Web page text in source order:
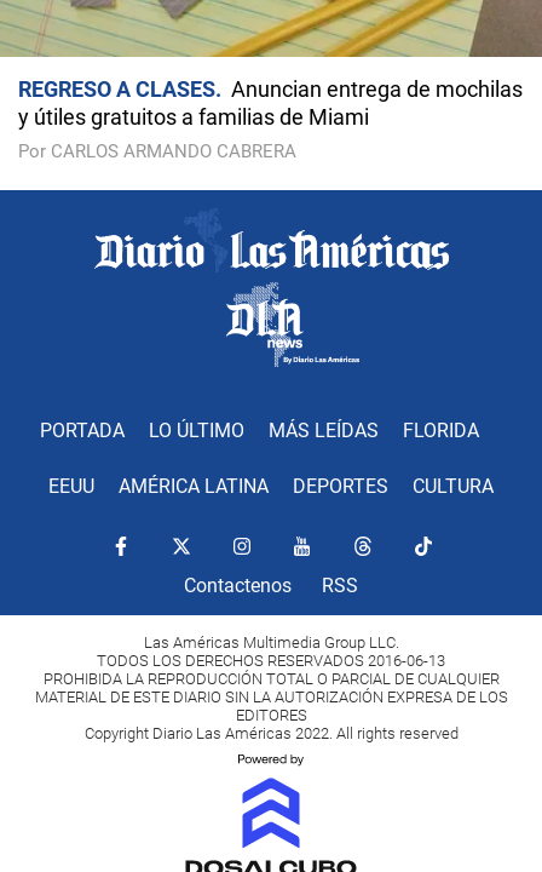
REGRESO A CLASES
Anuncian entrega de mochilas
y útiles gratuitos a familias de Miami
Por CARLOS ARMANDO CABRERA
PORTADA LO ÚLTIMO MÁS LEÍDAS FLORIDA
EEUU AMÉRICA LATINA DEPORTES CULTURA
Contactenos RSS
Las Américas Multimedia Group LLC.
TODOS LOS DERECHOS RESERVADOS 2016-06-13
PROHIBIDA LA REPRODUCCIÓN TOTAL O PARCIAL DE CUALQUIER
MATERIAL DE ESTE DIARIO SIN LA AUTORIZACIÓN EXPRESA DE LOS
EDITORES
Copyright Diario Las Américas 2022. All rights reserved